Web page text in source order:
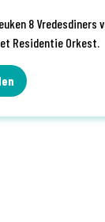
8 Vredesdiners
Residentie Orkest.